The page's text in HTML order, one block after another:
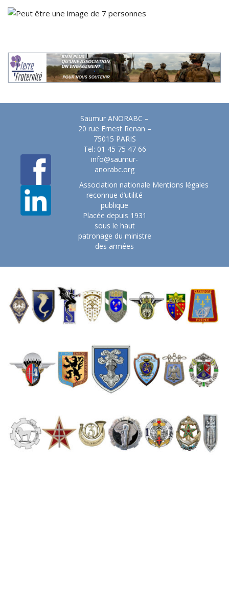
Saumur ANORABC –
20 rue Ernest Renan –
75015 PARIS
Tel: 01 45 75 47 66
info@saumur-
anorabc.org
Association nationale
reconnue d’utilité
publique
Placée depuis 1931
sous le haut
patronage du ministre
des armées
Mentions légales